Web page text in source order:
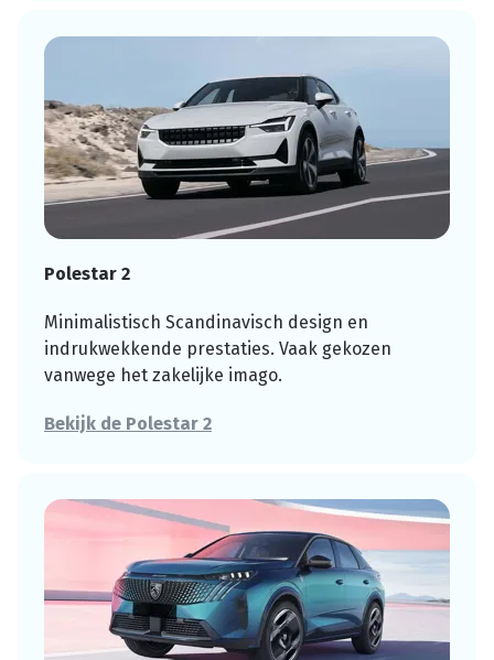
Polestar 2
Minimalistisch Scandinavisch design en
indrukwekkende prestaties. Vaak gekozen
vanwege het zakelijke imago.
Bekijk de Polestar 2